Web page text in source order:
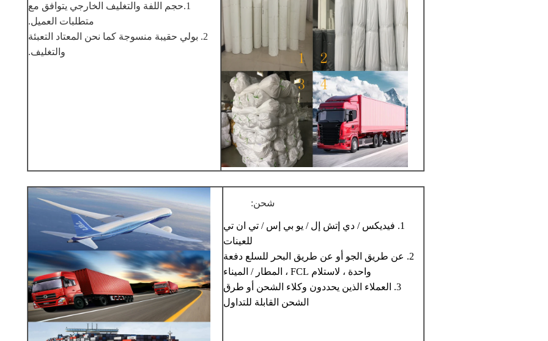
1.حجم اللفة والتغليف الخارجي يتوافق مع
متطلبات العميل.
2. بولي حقيبة منسوجة كما نحن المعتاد التعبئة
والتغليف.
شحن:
1. فيديكس / دي إتش إل / يو بي إس / تي ان تي
للعينات
2. عن طريق الجو أو عن طريق البحر للسلع دفعة
واحدة ، لاستلام FCL ، المطار / الميناء
3. العملاء الذين يحددون وكلاء الشحن أو طرق
الشحن القابلة للتداول